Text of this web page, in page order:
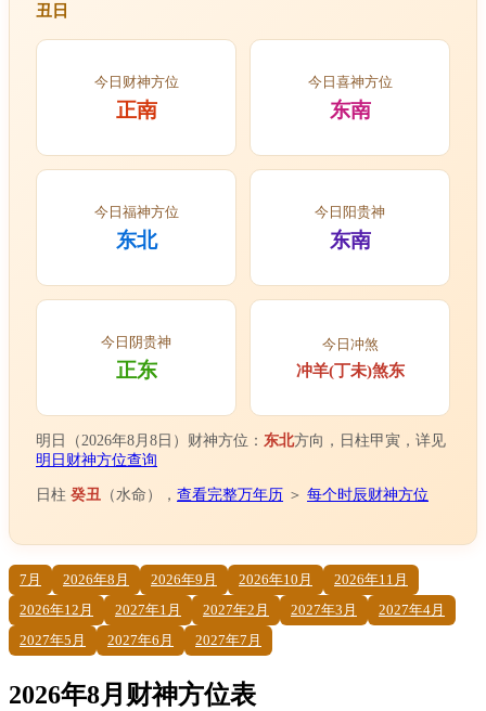
丑日
今日财神方位
正南
今日喜神方位
东南
今日福神方位
东北
今日阳贵神
东南
今日阴贵神
正东
今日冲煞
冲羊(丁未)煞东
明日（2026年8月8日）财神方位： 东北方向，日柱甲寅，详见
明日财神方位查询
日柱 癸丑 （水命）， 查看完整万年历 ＞ 每个时辰财神方位
7月 2026年8月 2026年9月 2026年10月
2026年11月
2026年12月
2027年1月 2027年2月 2027年3月
2027年4月
2027年5月
2027年6月 2027年7月
2026年8月财神方位表